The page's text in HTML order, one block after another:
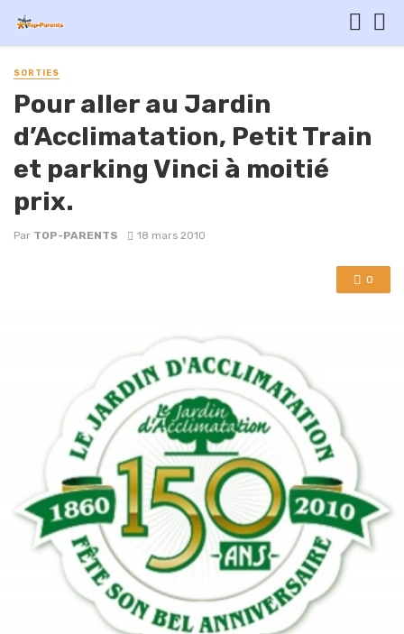
SORTIES
Pour aller au Jardin
d’Acclimatation, Petit Train
et parking Vinci à moitié
prix.
Par TOP-PARENTS 18 mars 2010
0